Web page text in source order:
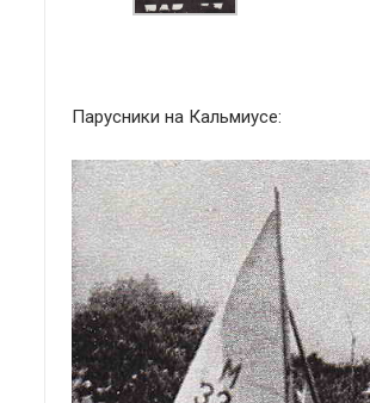
Парусники на Кальмиусе: